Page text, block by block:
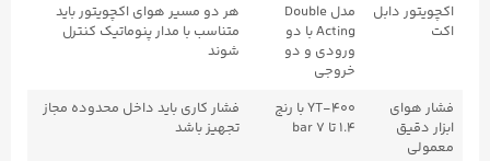
اکچویتور دابل
اکت
مدل Double
Acting با دو
ورودی و دو
خروجی
هر دو مسیر هوای اکچویتور باید
متناسب با مدار پنوماتیک کنترل
شوند
فشار هوای
ابزار دقیق
معمولی
YT-۴۰۰ با رنج
۱.۴ تا ۷ bar
فشار کاری باید داخل محدوده مجاز
تجهیز باشد